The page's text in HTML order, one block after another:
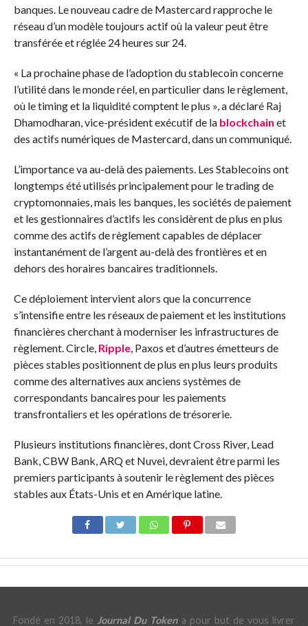
banques. Le nouveau cadre de Mastercard rapproche le
réseau d’un modèle toujours actif où la valeur peut être
transférée et réglée 24 heures sur 24.
« La prochaine phase de l’adoption du stablecoin concerne
l’utilité dans le monde réel, en particulier dans le règlement,
où le timing et la liquidité comptent le plus », a déclaré Raj
Dhamodharan, vice-président exécutif de la blockchain et
des actifs numériques de Mastercard, dans un communiqué.
L’importance va au-delà des paiements. Les Stablecoins ont
longtemps été utilisés principalement pour le trading de
cryptomonnaies, mais les banques, les sociétés de paiement
et les gestionnaires d’actifs les considèrent de plus en plus
comme des actifs de règlement capables de déplacer
instantanément de l’argent au-delà des frontières et en
dehors des horaires bancaires traditionnels.
Ce déploiement intervient alors que la concurrence
s’intensifie entre les réseaux de paiement et les institutions
financières cherchant à moderniser les infrastructures de
règlement. Circle, Ripple, Paxos et d’autres émetteurs de
pièces stables positionnent de plus en plus leurs produits
comme des alternatives aux anciens systèmes de
correspondants bancaires pour les paiements
transfrontaliers et les opérations de trésorerie.
Plusieurs institutions financières, dont Cross River, Lead
Bank, CBW Bank, ARQ et Nuvei, devraient être parmi les
premiers participants à soutenir le règlement des pièces
stables aux États-Unis et en Amérique latine.
Fondé en 2018, le Journal Du Tokena pour but de vous livrer